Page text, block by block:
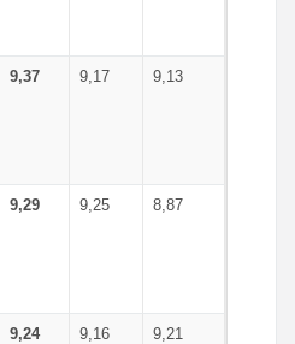
9,37 9,17 9,13
9,29 9,25 8,87
9,24 9,16 9,21